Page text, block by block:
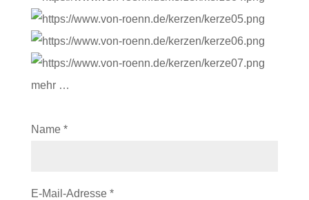
mehr …
Name *
E-Mail-Adresse *